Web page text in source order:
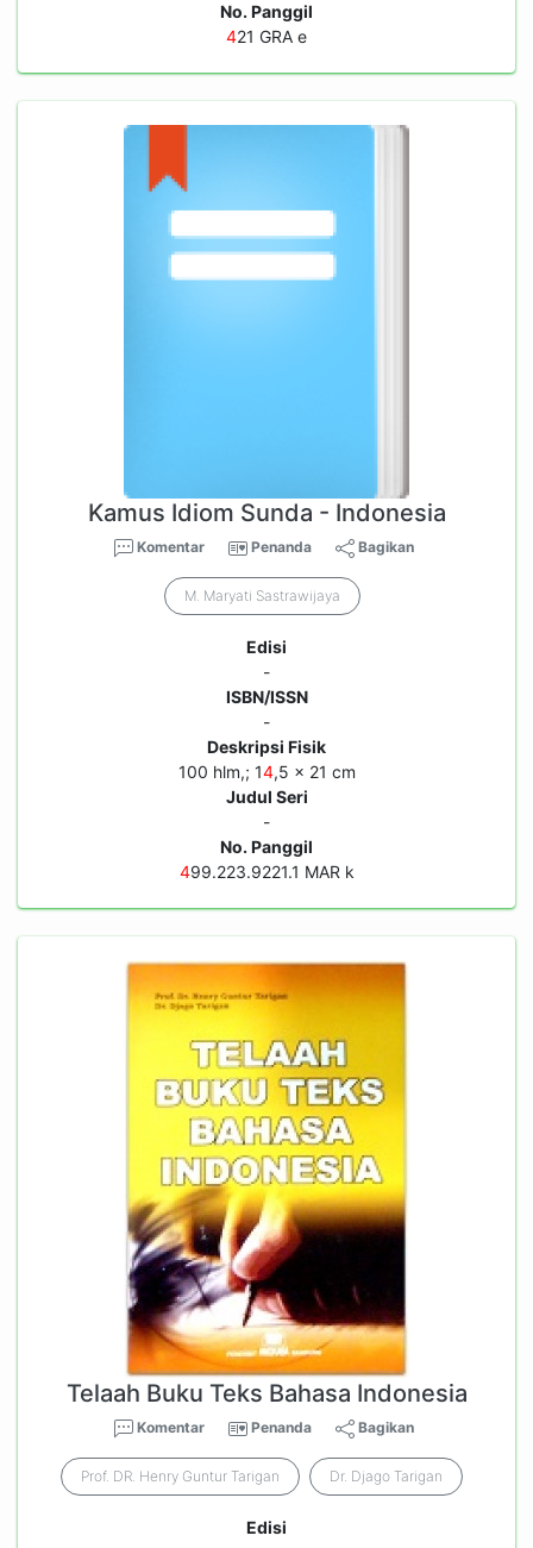
No. Panggil
421 GRA e
Kamus Idiom Sunda - Indonesia
Komentar Penanda Bagikan
M. Maryati Sastrawijaya
Edisi
-
ISBN/ISSN
-
Deskripsi Fisik
100 hlm,; 14,5 x 21 cm
Judul Seri
-
No. Panggil
499.223.9221.1 MAR k
Telaah Buku Teks Bahasa Indonesia
Komentar Penanda Bagikan
Prof. DR. Henry Guntur Tarigan Dr. Djago Tarigan
Edisi